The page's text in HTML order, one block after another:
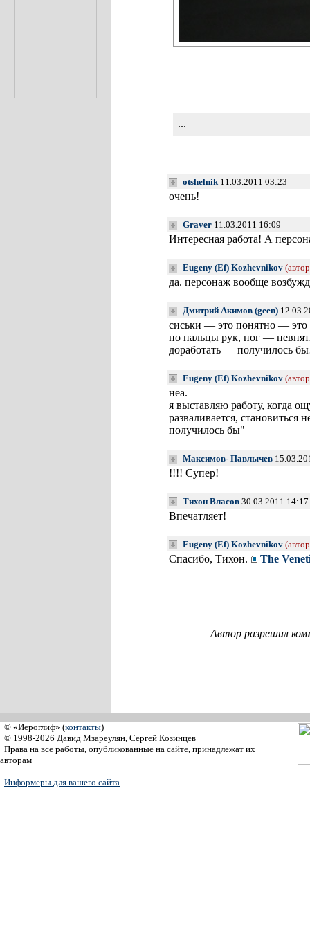
...
otshelnik11.03.2011 03:23
очень!
Graver 11.03.2011 16:09
Интересная работа! А
Eugeny (Ef) Kozhevnikov
да. персонаж вообще
Дмитрий Акимов (geen)
сиськи — это понятно —
но пальцы рук, ног —
доработать — получилось
Eugeny (Ef) Kozhevnikov
неа.
я выставляю работу, когда
разваливается,
получилось бы"
Максимов- Павлычев
!!!! Супер!
Тихон Власов 30.03.2011 14:17
Впечатляет!
Eugeny (Ef) Kozhevnikov
Спасибо, Тихон. The
Автор разрешил
© «Иероглиф» (контакты)
© 1998-2026 Давид Мзареулян, Сергей Козинцев
Права на все работы, опубликованные на сайте, принадлежат их
авторам
Информеры для вашего сайта